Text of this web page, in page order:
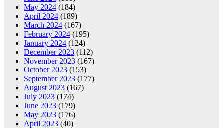
May 2024 (184)
April 2024 (189)
March 2024 (167)
February 2024 (195)
January 2024 (124)
December 2023 (112)
November 2023 (167)
October 2023 (153)
September 2023 (177)
August 2023 (167)
July 2023 (174)
June 2023 (179)
May 2023 (176)
April 2023 (40)